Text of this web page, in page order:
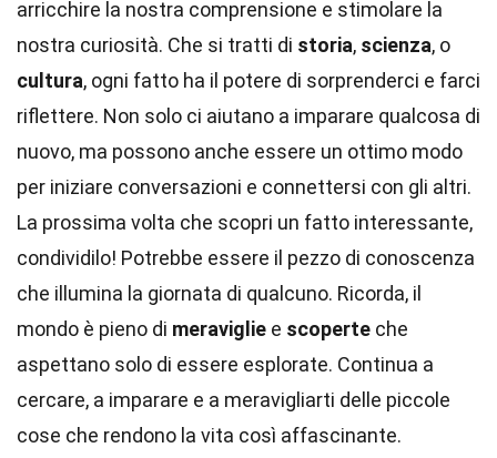
arricchire la nostra comprensione e stimolare la
nostra curiosità. Che si tratti di storia, scienza, o
cultura, ogni fatto ha il potere di sorprenderci e farci
riflettere. Non solo ci aiutano a imparare qualcosa di
nuovo, ma possono anche essere un ottimo modo
per iniziare conversazioni e connettersi con gli altri.
La prossima volta che scopri un fatto interessante,
condividilo! Potrebbe essere il pezzo di conoscenza
che illumina la giornata di qualcuno. Ricorda, il
mondo è pieno di meraviglie e scoperte che
aspettano solo di essere esplorate. Continua a
cercare, a imparare e a meravigliarti delle piccole
cose che rendono la vita così affascinante.